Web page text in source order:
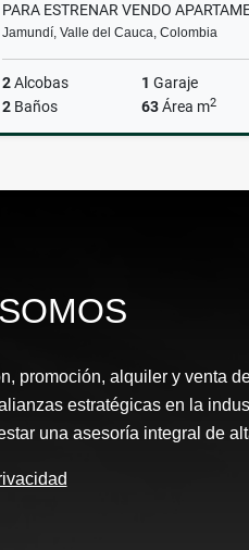
Jamundí, Valle del Cauca, Colombia
2Alcobas 1 Garaje
2 Baños 63Área m2
$189.000.000
promoción, alquiler y venta
estratégicas en la
una asesoría integral de